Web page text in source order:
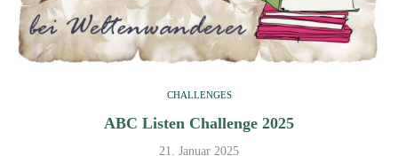
CHALLENGES
ABC Listen Challenge 2025
21. Januar 2025